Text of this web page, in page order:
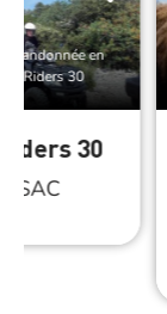
Randonnée en
Riders 30
30